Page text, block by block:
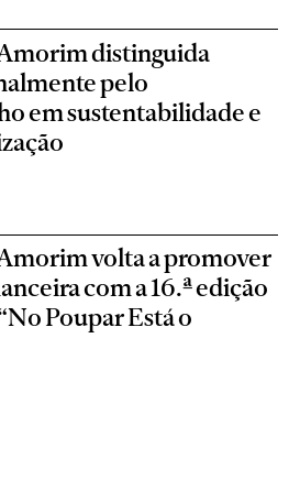
distinguida
pelo
em sustentabilidade e
volta a promover
com a 16.ª edição
Poupar Está o